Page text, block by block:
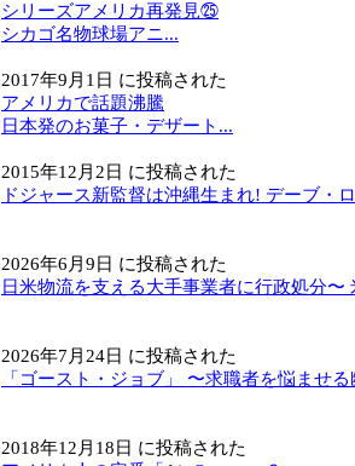
シリーズアメリカ再発見㉕
シカゴ名物球場アニ...
2017年9月1日 に投稿された
アメリカで話題沸騰
日本発のお菓子・デザート...
2015年12月2日 に投稿された
ドジャース新監督は沖縄生まれ! デーブ・
2026年6月9日 に投稿された
日米物流を支える大手事業者に行政処分〜
2026年7月24日 に投稿された
「ゴースト・ジョブ」 〜求職者を悩ませ
2018年12月18日 に投稿された